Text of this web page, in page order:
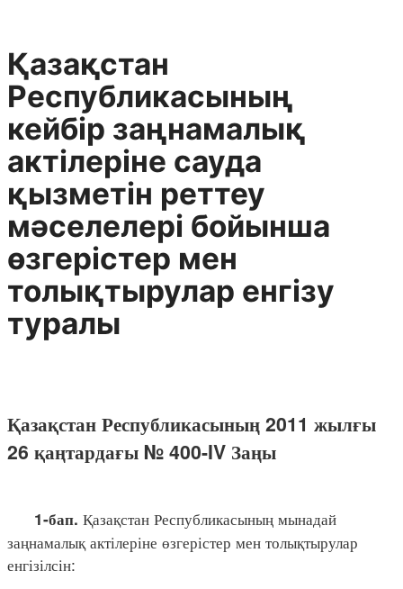
Қазақстан
Республикасының
кейбір заңнамалық
актілеріне сауда
қызметін реттеу
мәселелері бойынша
өзгерістер мен
толықтырулар енгізу
туралы
Қазақстан Республикасының 2011 жылғы
26 қаңтардағы № 400-IV Заңы
1-бап. Қазақстан Республикасының мынадай
заңнамалық актілеріне өзгерістер мен толықтырулар
енгізілсін: